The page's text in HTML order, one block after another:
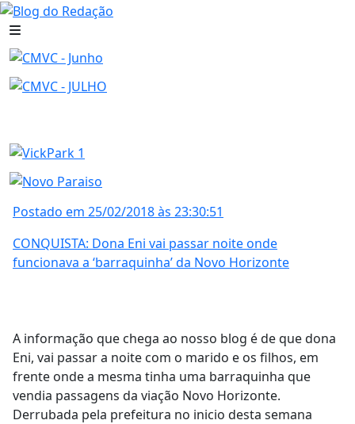
Postado em 25/02/2018 às 23:30:51
CONQUISTA: Dona Eni vai passar noite onde
funcionava a ‘barraquinha’ da Novo Horizonte
A informação que chega ao nosso blog é de que dona
Eni, vai passar a noite com o marido e os filhos, em
frente onde a mesma tinha uma barraquinha que
vendia passagens da viação Novo Horizonte.
Derrubada pela prefeitura no inicio desta semana